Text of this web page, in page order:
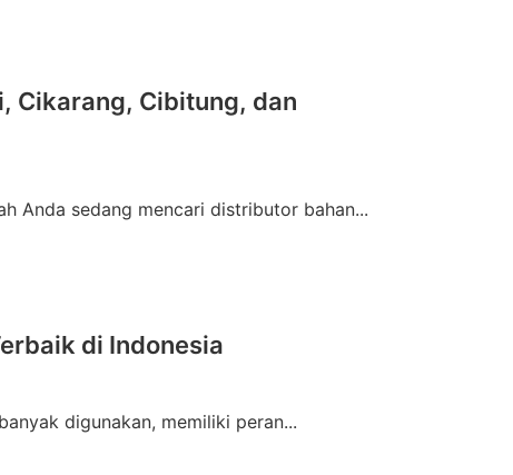
Cikarang, Cibitung, dan
Anda sedang mencari distributor bahan...
di Indonesia
digunakan, memiliki peran...